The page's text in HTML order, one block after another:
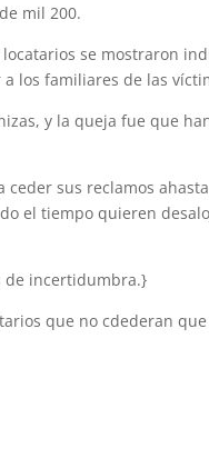
mil 200.
se mostraron
los familiares de las
y la queja fue que
sus reclamos
el tiempo quieren
de incertidumbra.}
que no cdederan